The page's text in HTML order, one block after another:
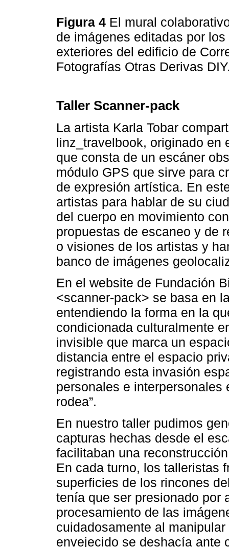
Figura 4 El mural
de imágenes editadas por
exteriores del edificio de
Fotografías Otras Derivas
Taller Scanner-pack
La artista Karla Tobar
linz_travelbook, originado en
que consta de un escáner
módulo GPS que sirve para
de expresión artística. En
artistas para hablar de su
del cuerpo en movimiento
propuestas de escaneo y de
o visiones de los artistas y
banco de imágenes
En el website de Fundación
<scanner-pack> se basa en
entendiendo la forma en la
condicionada culturalmente
invisible que marca un
distancia entre el espacio
registrando esta invasión
personales e interpersonales
rodea”.
En nuestro taller pudimos
capturas hechas desde el
facilitaban una
En cada turno, los talleristas
superficies de los rincones
tenía que ser presionado por
procesamiento de las
cuidadosamente al
envejecido se deshacía ante